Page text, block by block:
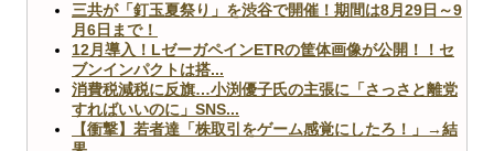
三共が「釘玉夏祭り」を渋谷で開催！期間は8月29日～9
月6日まで！
12月導入！LゼーガペインETRの筐体画像が公開！！セ
ブンインパクトは搭...
消費税減税に反旗…小渕優子氏の主張に「さっさと離党
すればいいのに」SNS...
【衝撃】若者達「株取引をゲーム感覚にしたろ！」→結